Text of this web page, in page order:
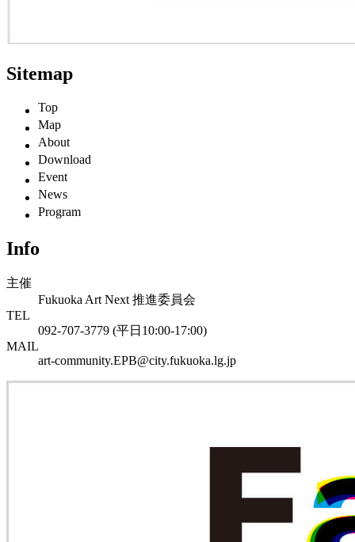
Sitemap
Top
Map
About
Download
Event
News
Program
Info
主催
Fukuoka Art Next 推進委員会
TEL
092-707-3779 (平日10:00-17:00)
MAIL
art-community.EPB@city.fukuoka.lg.jp